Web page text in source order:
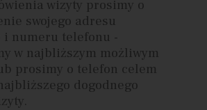
wizyty prosimy o
swojego adresu
i numeru telefonu -
w najbliższym możliwym
prosimy o telefon celem
dogodnego